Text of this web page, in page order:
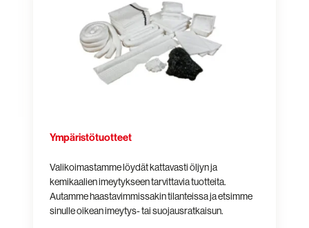
Ympäristötuotteet
Valikoimastamme löydät kattavasti öljyn ja
kemikaalien imeytykseen tarvittavia tuotteita.
Autamme haastavimmissakin tilanteissa ja etsimme
sinulle oikean imeytys- tai suojausratkaisun.